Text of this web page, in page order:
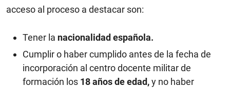
acceso al proceso a destacar son:
Tener la nacionalidad española.
Cumplir o haber cumplido antes de la fecha de
incorporación al centro docente militar de
formación los 18 años de edad,y no haber